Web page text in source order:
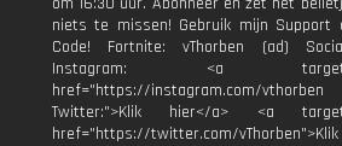
niets te missen! Gebruik mijn Support
Code! Fortnite: vThorben (ad)
Instagram: <a
href="https://instagram.com/vthorben
Twitter:">Klik hier</a> <a
href="https://twitter.com/